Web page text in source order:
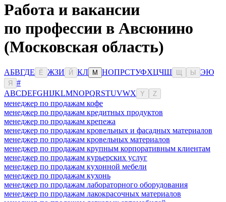
Работа и вакансии
по профессии в Авсюнино
(Московская область)
АБВГДЕ Ё ЖЗИ Й КЛ М НОПРСТУФХЦЧШ Ы ЭЮ
Я
#
ABCDEFGHIJKLMNOPQRSTUVWX Y Z
менеджер по продажам кофе
менеджер по продажам кредитных продуктов
менеджер по продажам крепежа
менеджер по продажам кровельных и фасадных материалов
менеджер по продажам кровельных материалов
менеджер по продажам крупным корпоративным клиентам
менеджер по продажам курьерских услуг
менеджер по продажам кухонной мебели
менеджер по продажам кухонь
менеджер по продажам лабораторного оборудования
менеджер по продажам лакокрасочных материалов